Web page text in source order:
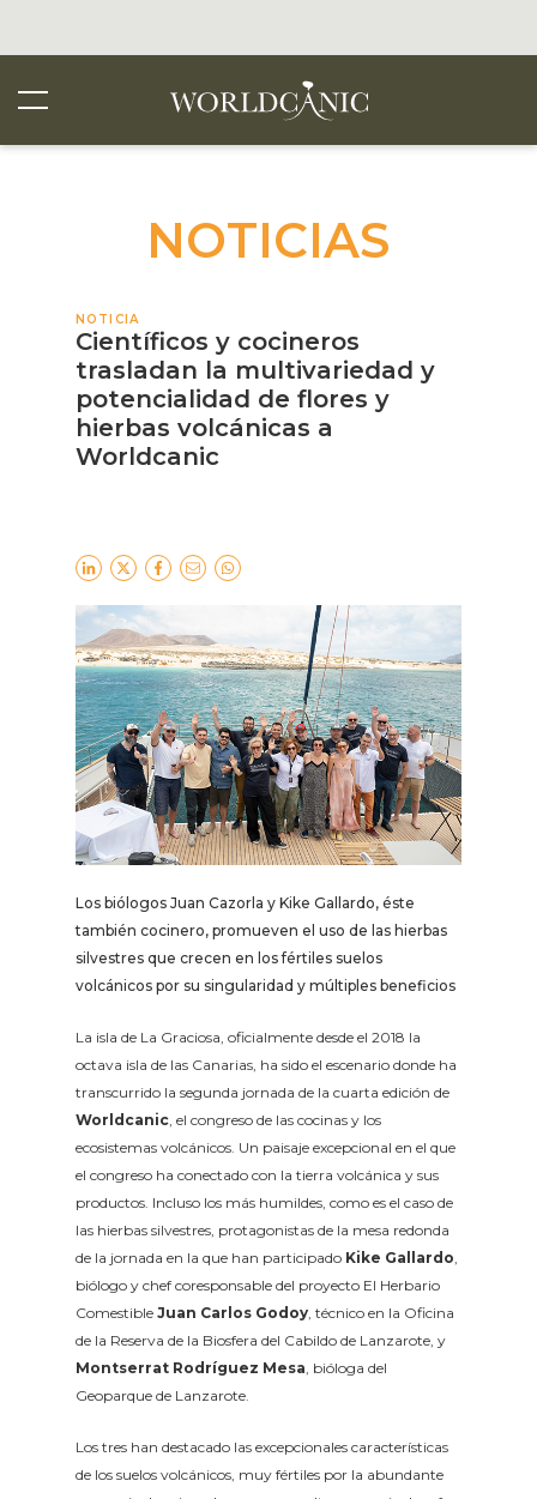
NOTICIAS
NOTICIA
Científicos y cocineros
trasladan la multivariedad y
potencialidad de flores y
hierbas volcánicas a
Worldcanic
Los biólogos Juan Cazorla y Kike Gallardo, éste
también cocinero, promueven el uso de las hierbas
silvestres que crecen en los fértiles suelos
volcánicos por su singularidad y múltiples beneficios
La isla de La Graciosa, oficialmente desde el 2018 la
octava isla de las Canarias, ha sido el escenario donde ha
transcurrido la segunda jornada de la cuarta edición de
Worldcanic, el congreso de las cocinas y los
ecosistemas volcánicos. Un paisaje excepcional en el que
el congreso ha conectado con la tierra volcánica y sus
productos. Incluso los más humildes, como es el caso de
las hierbas silvestres, protagonistas de la mesa redonda
de la jornada en la que han participado Kike Gallardo,
biólogo y chef coresponsable del proyecto El Herbario
Comestible Juan Carlos Godoy, técnico en la Oficina
de la Reserva de la Biosfera del Cabildo de Lanzarote, y
Montserrat Rodríguez Mesa, bióloga del
Geoparque de Lanzarote.
Los tres han destacado las excepcionales características
de los suelos volcánicos, muy fértiles por la abundante